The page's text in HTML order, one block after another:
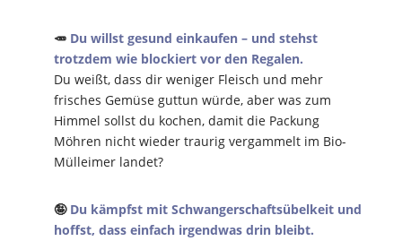
🥕 Du willst gesund einkaufen – und stehst
trotzdem wie blockiert vor den Regalen.
Du weißt, dass dir weniger Fleisch und mehr
frisches Gemüse guttun würde, aber was zum
Himmel sollst du kochen, damit die Packung
Möhren nicht wieder traurig vergammelt im Bio-
Mülleimer landet?
🤪 Du kämpfst mit Schwangerschaftsübelkeit und
hoffst, dass einfach irgendwas drin bleibt.